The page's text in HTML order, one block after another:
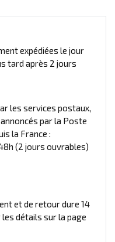
expédiées le jour
tard après 2 jours
les services postaux,
par la Poste
la France :
(2 jours ouvrables)
et de retour dure 14
détails sur la page